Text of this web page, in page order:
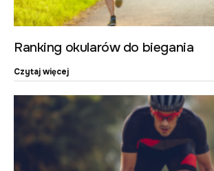
Ranking okularów do biegania
Czytaj więcej